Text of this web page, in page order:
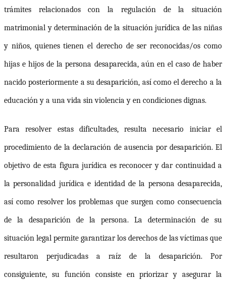
trámites relacionados con la regulación de la situación
matrimonial y determinación de la situación jurídica de las niñas
y niños, quienes tienen el derecho de ser reconocidas/os como
hijas e hijos de la persona desaparecida, aún en el caso de haber
nacido posteriormente a su desaparición, así como el derecho a la
educación y a una vida sin violencia y en condiciones dignas.
Para resolver estas dificultades, resulta necesario iniciar el
procedimiento de ladeclaración de ausencia por desaparición. El
objetivo de esta figura jurídica es reconocer y dar continuidad a
la personalidad jurídica e identidad de la persona desaparecida,
así como resolver los problemas que surgen como consecuencia
de la desaparición de la persona. La determinación de su
situación legal permite garantizar los derechos de las víctimas que
resultaron perjudicadas a raíz de la desaparición. Por
consiguiente, su función consiste en priorizar y asegurar la